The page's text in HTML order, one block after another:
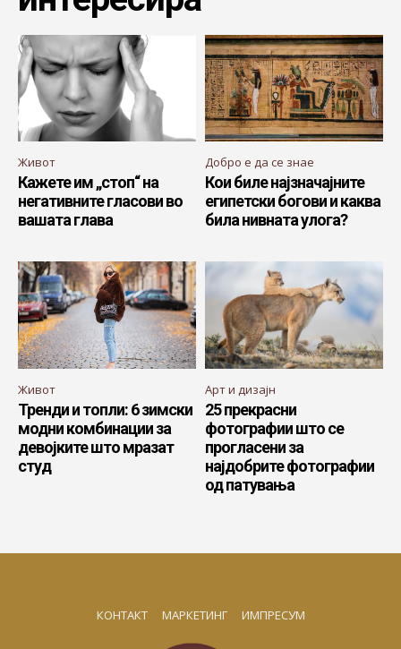
Живот
Кажете им „стоп“ на
негативните гласови во
вашата глава
Добро е да се знае
Кои биле најзначајните
египетски богови и каква
била нивната улога?
Живот
Тренди и топли: 6 зимски
модни комбинации за
девојките што мразат
студ
Арт и дизајн
25 прекрасни
фотографии што се
прогласени за
најдобрите фотографии
од патувања
КОНТАКТ МАРКЕТИНГ ИМПРЕСУМ